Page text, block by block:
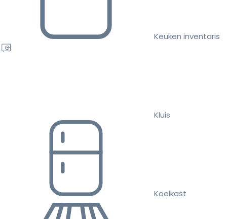
Keuken inventaris
Kluis
Koelkast